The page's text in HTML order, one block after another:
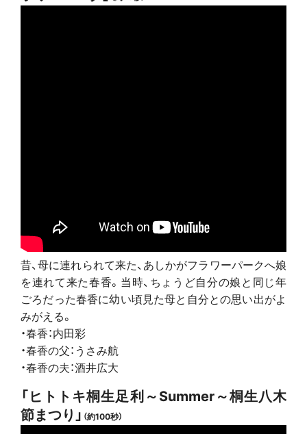
昔、母に連れられて来た、あしかがフラワーパークへ娘
を連れて来た春香。当時、ちょうど自分の娘と同じ年
ごろだった春香に幼い頃見た母と自分との思い出がよ
みがえる。
・春香：内田彩
・春香の父：うさみ航
・春香の夫：酒井広大
「ヒトトキ桐生足利～Summer～桐生八木
節まつり」 （約100秒）